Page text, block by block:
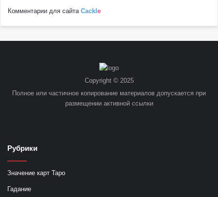
Комментарии для сайта Cackl e
Copyright © 2025
Полное или частичное копирование материалов допускается при
размещении активной ссылки
Рубрики
Значение карт Таро
Гадание